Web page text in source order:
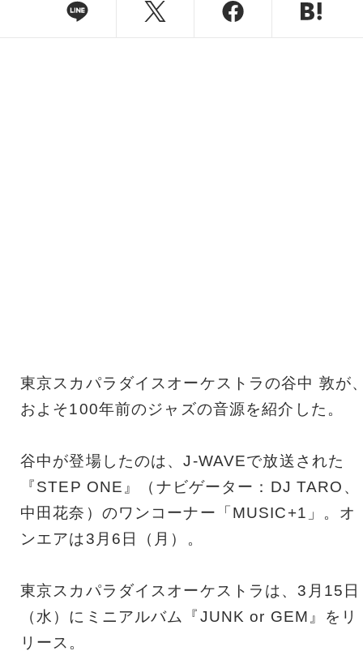
東京スカパラダイスオーケストラの谷中 敦が
およそ100年前のジャズの音源を紹介した。
谷中が登場したのは、J-WAVEで放送された
『STEP ONE』（ナビゲーター：DJ TARO、
中田花奈）のワンコーナー「MUSIC+1」。オ
ンエアは3月6日（月）。
東京スカパラダイスオーケストラは、3月15日
（水）にミニアルバム『JUNK or GEM』をリ
リース。